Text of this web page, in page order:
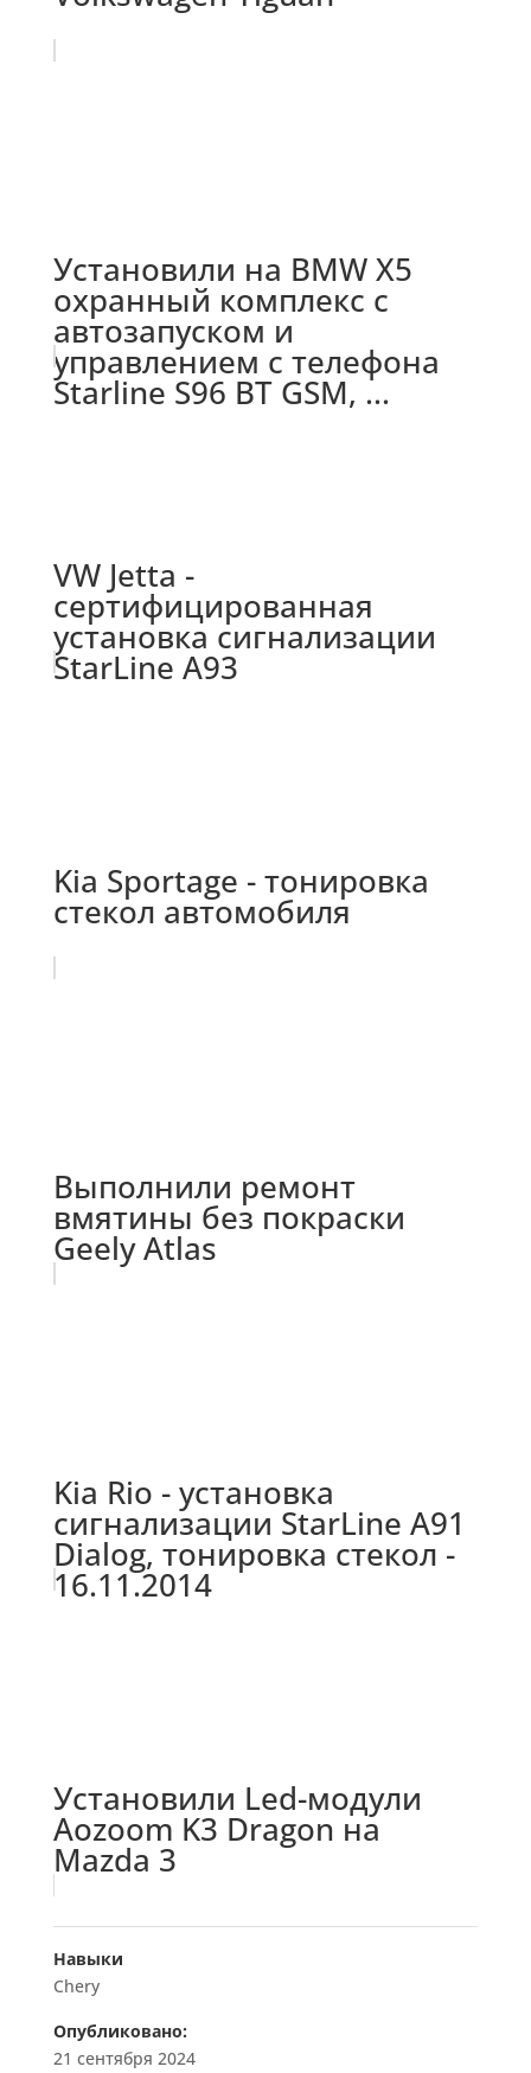
Установили на BMW X5
охранный комплекс с
автозапуском и
управлением с телефона
Starline S96 BT GSM, ...
VW Jetta -
сертифицированная
установка сигнализации
StarLine A93
Kia Sportage - тонировка
стекол автомобиля
Выполнили ремонт
вмятины без покраски
Geely Atlas
Kia Rio - установка
сигнализации StarLine A91
Dialog, тонировка стекол -
16.11.2014
Установили Led-модули
Aozoom K3 Dragon на
Mazda 3
Навыки
Chery
Опубликовано:
21 сентября 2024